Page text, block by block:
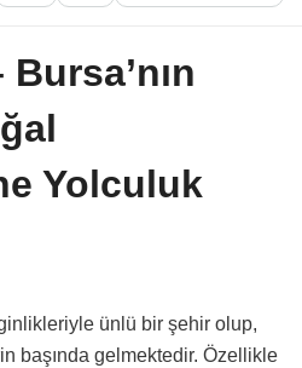
Yolculuk
ünlü bir şehir olup,
başında gelmektedir. Özellikle